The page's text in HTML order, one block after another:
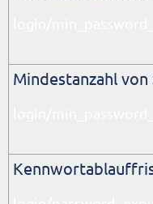
Mindestanzahl